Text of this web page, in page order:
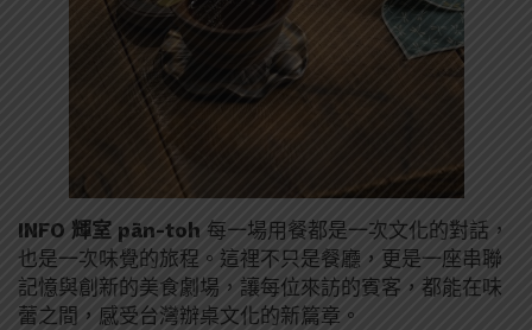
INFO 輝室 pān-toh 每一場用餐都是一次文化的對話，
也是一次味覺的旅程。這裡不只是餐廳，更是一座串聯
記憶與創新的美食劇場，讓每位來訪的賓客，都能在味
蕾之間，感受台灣辦桌文化的新篇章。